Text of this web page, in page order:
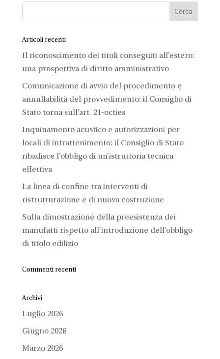
Articoli recenti
Il riconoscimento dei titoli conseguiti all’estero:
una prospettiva di diritto amministrativo
Comunicazione di avvio del procedimento e
annullabilità del provvedimento: il Consiglio di
Stato torna sull’art. 21-octies
Inquinamento acustico e autorizzazioni per
locali di intrattenimento: il Consiglio di Stato
ribadisce l’obbligo di un’istruttoria tecnica
effettiva
La linea di confine tra interventi di
ristrutturazione e di nuova costruzione
Sulla dimostrazione della preesistenza dei
manufatti rispetto all’introduzione dell’obbligo
di titolo edilizio
Commenti recenti
Archivi
Luglio 2026
Giugno 2026
Marzo 2026